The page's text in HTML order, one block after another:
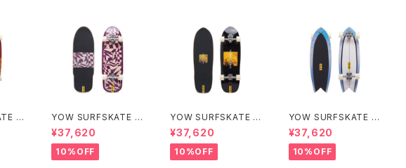
T
YOW SURFSKATE Ar
ika 33”
¥37,620
10%OFF
YOW SURFSKATE S
NAPPERS 32.5”
¥37,620
10%OFF
YOW SURFSKATE C
OXOS 31”
¥37,620
10%OFF